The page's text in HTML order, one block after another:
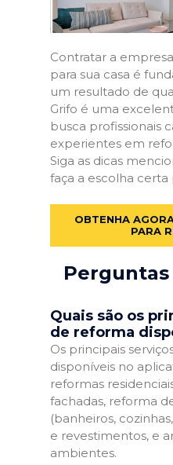
Contratar a
para sua casa é
um resultado de
Grifo é uma
busca profissionais
experientes em
Siga as dicas
faça a escolha certa
OBTENHA
PARA
Quais são os
de reforma
Os principais
disponíveis no
reformas
fachadas, reforma
(banheiros,
e revestimentos, e
ambientes.